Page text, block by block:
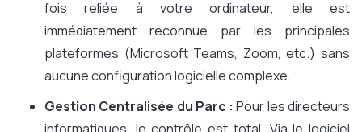
fois reliée à votre ordinateur, elle est
immédiatement reconnue par les principales
plateformes (Microsoft Teams, Zoom, etc.) sans
aucune configuration logicielle complexe.
Gestion Centralisée du Parc :Pour les directeurs